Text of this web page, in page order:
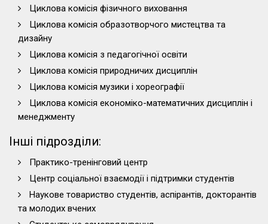
Циклова комісія фізичного виховання
Циклова комісія образотворчого мистецтва та
дизайну
Циклова комісія з педагогічної освіти
Циклова комісія природничих дисциплін
Циклова комісія музики і хореографії
Циклова комісія економіко-математичних дисциплін і
менеджменту
Інші підрозділи:
Практико-тренінговий центр
Центр соціальної взаємодії і підтримки студентів
Наукове товариство студентів, аспірантів, докторантів
та молодих вчених